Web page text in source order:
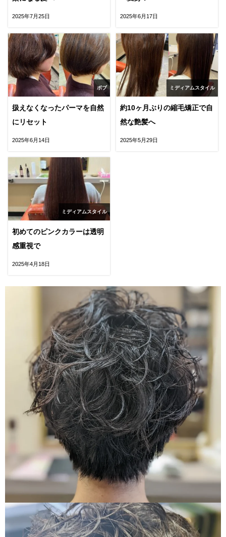
2025年7月25日 2025年6月17日
ボブ
扱えなくなったパーマを自然
にリセット
2025年6月14日
ミディアムスタイル
約10ヶ月ぶりの縮毛矯正で自
然な艶髪へ
2025年5月29日
ミディアムスタイル
初めてのピンクカラーは透明
感重視で
2025年4月18日